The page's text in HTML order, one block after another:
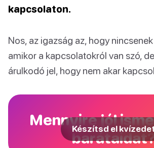
kapcsolaton.
Nos, az igazság az, hogy
amikor a kapcsolatokról van szó,
árulkodó jel, hogy nem akar
Mennyire jól
Készítsd el